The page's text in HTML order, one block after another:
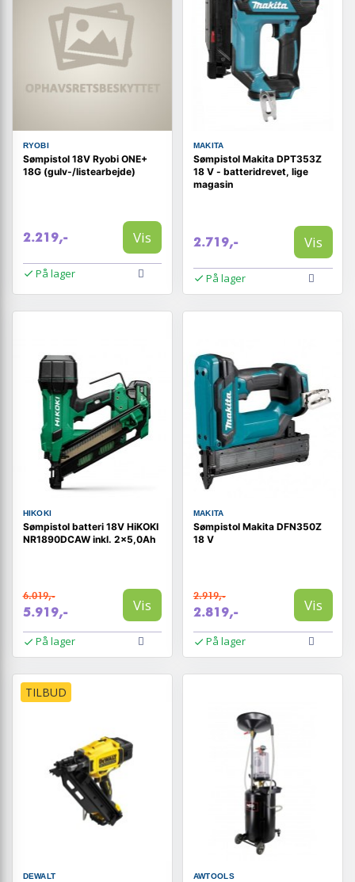
RYOBI
Sømpistol 18V Ryobi ONE+
18G (gulv-/listearbejde)
2.219,- Vis
På lager
MAKITA
Sømpistol Makita DPT353Z
18 V - batteridrevet, lige
magasin
2.719,- Vis
På lager
HIKOKI
Sømpistol batteri 18V HiKOKI
NR1890DCAW inkl. 2x5,0Ah
6.019,-
5.919,- Vis
På lager
MAKITA
Sømpistol Makita DFN350Z
18 V
2.919,-
2.819,- Vis
På lager
TILBUD
DEWALT AWTOOLS